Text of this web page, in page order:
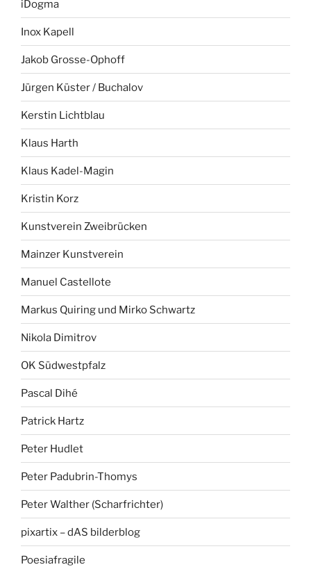
iDogma
Inox Kapell
Jakob Grosse-Ophoff
Jürgen Küster / Buchalov
Kerstin Lichtblau
Klaus Harth
Klaus Kadel-Magin
Kristin Korz
Kunstverein Zweibrücken
Mainzer Kunstverein
Manuel Castellote
Markus Quiring und Mirko Schwartz
Nikola Dimitrov
OK Südwestpfalz
Pascal Dihé
Patrick Hartz
Peter Hudlet
Peter Padubrin-Thomys
Peter Walther (Scharfrichter)
pixartix – dAS bilderblog
Poesiafragile